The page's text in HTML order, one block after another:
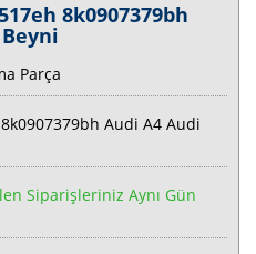
8k0907379bh
Parça
Audi A4 Audi
Siparişleriniz Aynı Gün